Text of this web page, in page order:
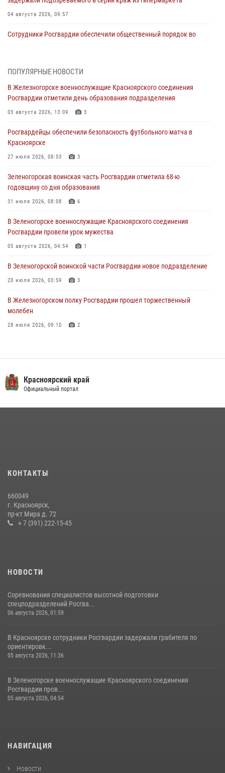
04 августа 2026, 09:57
Сотрудники Росгвардии обеспечили общественный порядок во
в серии краж из супермаркета
04 августа 2026, 06:50
познакомили отдыхающих детей с тонкостями РХБ защиты
03 августа 2026, 13:12
Росгвардии отметили день образования подразделения
03 августа 2026, 13:09
годовщину со дня образования
31 июля 2026, 08:08
ПОПУЛЯРНЫЕ НОВОСТИ
В Железногорске военнослужащие Красноярского соединения
Росгвардии отметили день образования подразделения
03 августа 2026, 13:09 3
Росгвардейцы обеспечили безопасность футбольного матча в
Красноярске
27 июля 2026, 08:53 3
Зеленогорская воинская часть Росгвардии отметила 68-ю
годовщину со дня образования
31 июля 2026, 08:08 6
В Зеленогорске военнослужащие Красноярского соединения
Росгвардии провели урок мужества
05 августа 2026, 04:54 1
В Зеленогорской воинской части Росгвардии новое подразделение
20 июля 2026, 03:59 3
В Железногорском полку Росгвардии прошел торжественный
молебен
28 июля 2026, 09:10 2
Железногорские росгвардецы получили в руки легендарное оружие
Красноярскому краю.
10 июля 2026, 06:21
Красноярский край
Официальный портал
КОНТАКТЫ
660049
г. Красноярск,
пр-кт Мира д. 72
+ 7 (391) 222-15-45
НОВОСТИ
Соревнования специалистов высотной подготовки
спецподразделений Росгва...
06 августа 2026, 01:59
В Красноярске сотрудники Росгвардии задержали грабителя по
ориентировк...
05 августа 2026, 11:36
В Зеленогорске военнослужащие Красноярского соединения
Росгвардии пров...
05 августа 2026, 04:54
НАВИГАЦИЯ
Новости